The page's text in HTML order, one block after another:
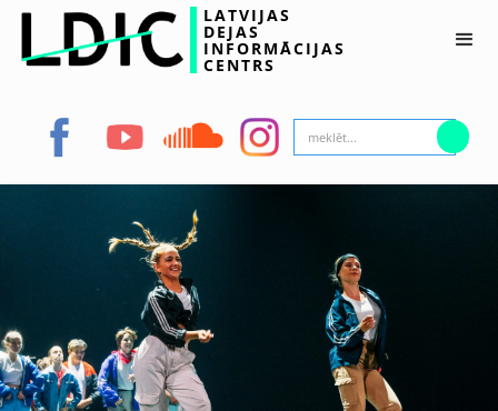
LATVIJAS
DEJAS
INFORMĀCIJAS
CENTRS